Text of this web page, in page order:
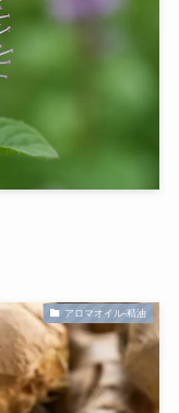
アロマオイル-精油